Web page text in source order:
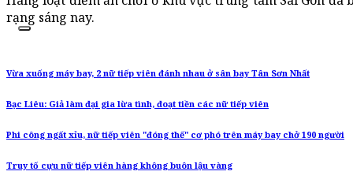
rạng sáng nay.
Vừa xuống máy bay, 2 nữ tiếp viên đánh nhau ở sân bay Tân Sơn Nhất
Bạc Liêu: Giả làm đại gia lừa tình, đoạt tiền các nữ tiếp viên
Phi công ngất xỉu, nữ tiếp viên "đóng thế" cơ phó trên máy bay chở 190 người
Truy tố cựu nữ tiếp viên hàng không buôn lậu vàng